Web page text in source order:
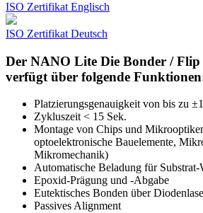
ISO Zertifikat Englisch
ISO Zertifikat Deutsch
Der NANO Lite Die Bonder /
verfügt über folgende
Platzierungsgenauigkeit von bis zu
Zykluszeit < 15 Sek.
Montage von Chips und
optoelektronische Bauelemente,
Mikromechanik)
Automatische Beladung für Substrat-
Epoxid-Prägung und -Abgabe
Eutektisches Bonden über
Passives Alignment